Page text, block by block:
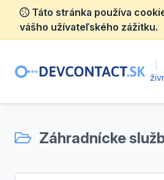
Táto stránka používa
vášho užívateľského zážitku.
Záhradnícke